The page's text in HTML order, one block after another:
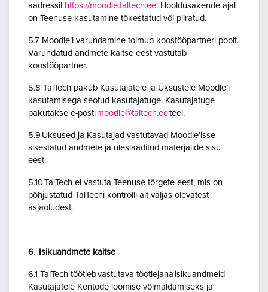
aadressil https://moodle.taltech.ee. Hooldusakende ajal
on Teenuse kasutamine tõkestatud või piiratud.
5.7 Moodle’i varundamine toimub koostööpartneri poolt.
Varundatud andmete kaitse eest vastutab
koostööpartner.
5.8 TalTech pakub Kasutajatele ja Üksustele Moodle’i
kasutamisega seotud kasutajatuge. Kasutajatuge
pakutakse e-posti moodle@taltech.eeteel.
5.9 Üksused ja Kasutajad vastutavad Moodle’isse
sisestatud andmete ja üleslaaditud materjalide sisu
eest.
5.10 TalTech ei vastuta Teenuse tõrgete eest, mis on
põhjustatud TalTechi kontrolli alt väljas olevatest
asjaoludest.
6. Isikuandmete kaitse
6.1 TalTech töötleb vastutava töötlejana isikuandmeid
Kasutajatele Kontode loomise võimaldamiseks ja